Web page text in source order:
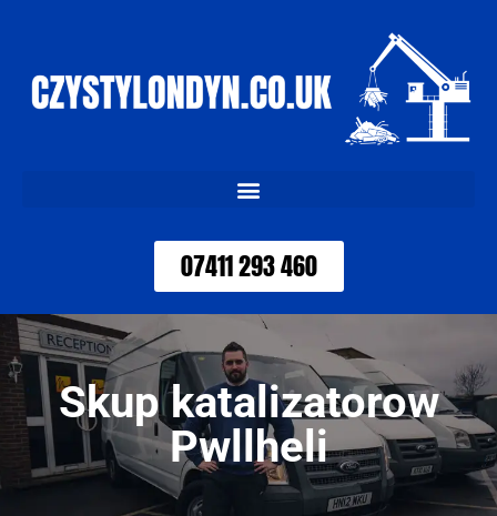
07411 293 460
Skup katalizatorow
Pwllheli